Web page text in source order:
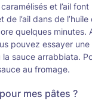
et l’ail
l’ail dans de
quelques minutes.
pouvez essayer
sauce arrabbiata.
au fromage.
mes pâtes ?